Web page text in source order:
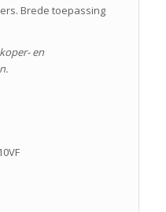
Brede toepassing
en